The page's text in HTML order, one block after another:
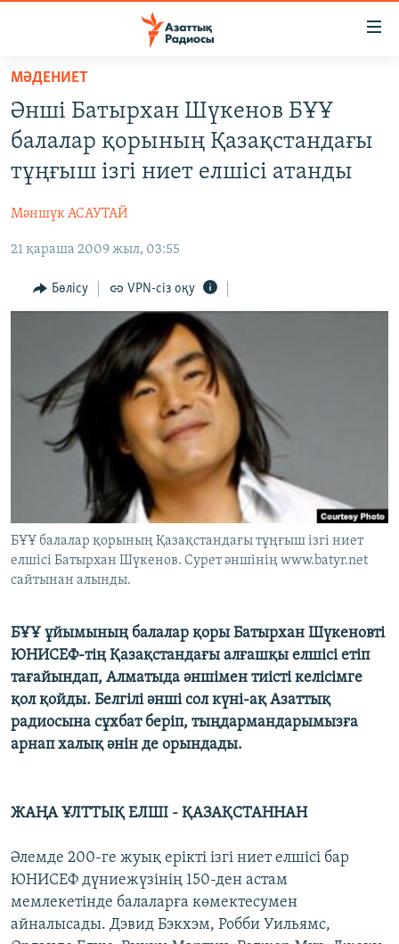
Skip
main
content
main
Navigation
Skip
Search
САЯСАТ
AZATTYQTV
АДАМ ҚҰҚЫҚТАРЫ
ӘЛЕУМЕТ
ӘЛЕМ
АРНАЙЫ ЖОБАЛАР
Русский
ЖАЗЫЛЫҢЫЗ
Басқа тілдерде
МӘДЕНИЕТ
Әнші Батырхан Шүкенов БҰҰ
балалар қорының Қазақстандағы
тұңғыш ізгі ниет елшісі атанды
Мәншүк АСАУТАЙ
21 қараша 2009 жыл, 03:55
Бөлісу VPN-сіз оқу
БҰҰ балалар қорының Қазақстандағы тұңғыш ізгі ниет
елшісі Батырхан Шүкенов. Сурет әншінің www.batyr.net
сайтынан алынды.
БҰҰ ұйымының балалар қоры Батырхан Шүкеновті
ЮНИСЕФ-тің Қазақстандағы алғашқы елшісі етіп
тағайындап, Алматыда әншімен тиісті келісімге
қол қойды. Белгілі әнші сол күні-ақ Азаттық
радиосына сұхбат беріп, тыңдармандарымызға
арнап халық әнін де орындады.
ЖАҢА ҰЛТТЫҚ ЕЛШІ - ҚАЗАҚСТАННАН
Әлемде 200-ге жуық ерікті ізгі ниет елшісі бар
ЮНИСЕФ дүниежүзінің 150-ден астам
мемлекетінде балаларға көмектесумен
айналысады. Дэвид Бэкхэм, Робби Уильямс,